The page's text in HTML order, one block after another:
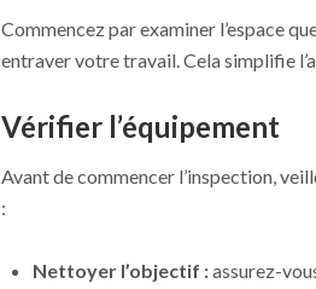
Commencez par examiner l’espace
entraver votre travail. Cela simplifie
Vérifier l’équipement
Avant de commencer l’inspection,
:
Nettoyer l’objectif :assurez-